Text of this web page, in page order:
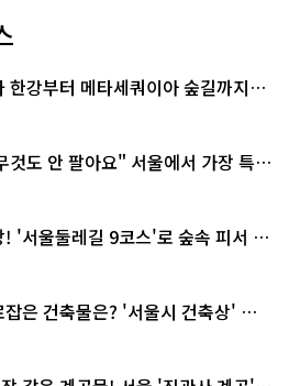
한강부터 메타세쿼이아 숲길까지…
것도 안 팔아요" 서울에서 가장 특별
! '서울둘레길 9코스'로 숲속 피서 떠
잡은 건축물은? '서울시 건축상' 수